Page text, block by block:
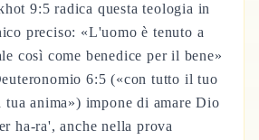
9:5 radica questa teologia in
preciso: «L'uomo è tenuto a
così come benedice per il bene»
6:5 («con tutto il tuo
tua anima») impone di amare Dio
ha-ra', anche nella prova